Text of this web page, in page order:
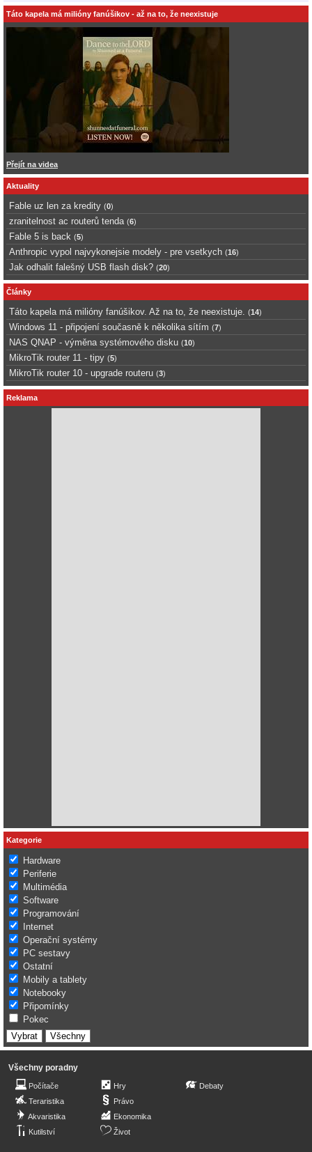
Táto kapela má milióny fanúšikov - až na to, že neexistuje
Přejít na videa
Aktuality
Fable uz len za kredity (0)
zranitelnost ac routerů tenda (6)
Fable 5 is back (5)
Anthropic vypol najvykonejsie modely - pre vsetkych (16)
Jak odhalit falešný USB flash disk? (20)
Články
Táto kapela má milióny fanúšikov. Až na to, že neexistuje. (14)
Windows 11 - připojení současně k několika sítím (7)
NAS QNAP - výměna systémového disku (10)
MikroTik router 11 - tipy (5)
MikroTik router 10 - upgrade routeru (3)
Reklama
Kategorie
Hardware
Periferie
Multimédia
Software
Programování
Internet
Operační systémy
PC sestavy
Ostatní
Mobily a tablety
Notebooky
Připomínky
Pokec
Všechny poradny
Počítače
Teraristika
Akvaristika
Kutilství
Hry
Právo
Ekonomika
Život
Debaty